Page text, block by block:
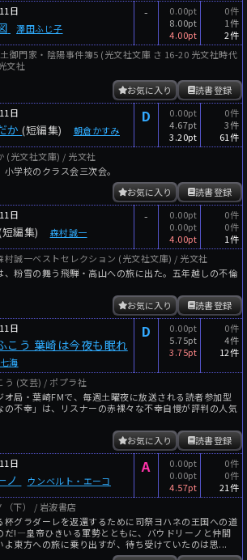
日
澤田ふじ子
-
0.00pt
8.00pt
4.00pt
0件
1件
2件
御門家・陰陽事件簿5 (光文社文庫 さ 16-20 光文社時代
文社
読書登録
お気に入り
日
か (短編集) 朝倉かすみ
D
0.00pt
4.67pt
3.20pt
0件
3件
61件
(光文社文庫) / 光文社
学校のクラス会三次会。
読書登録
お気に入り
日
編集) 森村誠一
-
0.00pt
0.00pt
4.00pt
0件
0件
1件
誠一ベストセレクション (光文社文庫) / 光文社
、粉雪の舞う飛騨・高山への旅に出た。五年越しの不倫
読書登録
お気に入り
日
こう 葉崎は今夜も眠れ
海
D
0.00pt
5.75pt
3.75pt
0件
4件
12件
う (文芸) / ポプラ社
オ局・葉崎FMで、毎週土曜夜に放送される読者参加型
の不幸」は、リスナーの赤裸々な不幸自慢が評判の人気
読書登録
お気に入り
日
ノ ウンベルト・エーコ
A
0.00pt
0.00pt
4.57pt
0件
0件
21件
（下） / 岩波書店
杯グラダーレを返還するために司祭ヨハネの王国への道
だ!―皇帝ひきいる軍勢とともに、バウドリーノと仲間
よ東方への旅に乗り出すが、待ち受けていたのは思...